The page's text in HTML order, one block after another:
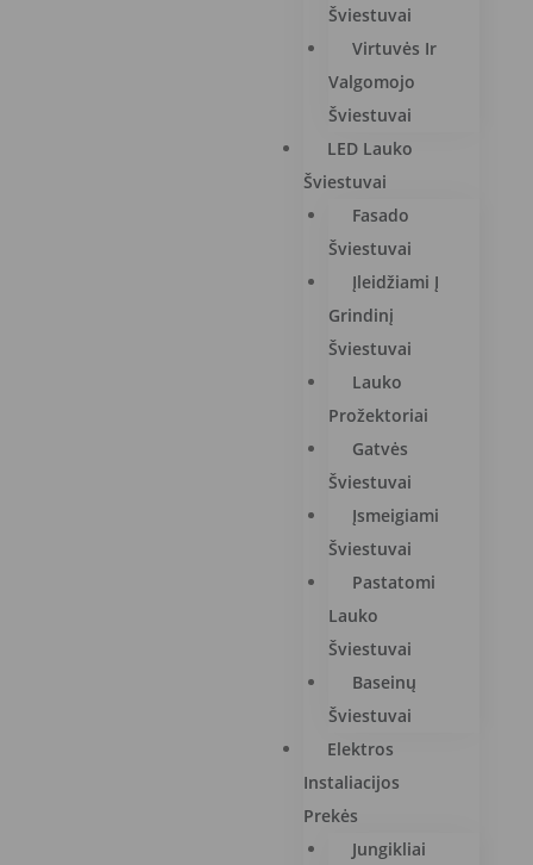
Šviestuvai
Virtuvės Ir
Valgomojo
Šviestuvai
LED Lauko
Šviestuvai
Fasado
Šviestuvai
Įleidžiami Į
Grindinį
Šviestuvai
Lauko
Prožektoriai
Gatvės
Šviestuvai
Įsmeigiami
Šviestuvai
Pastatomi
Lauko
Šviestuvai
Baseinų
Šviestuvai
Elektros
Instaliacijos
Prekės
Jungikliai